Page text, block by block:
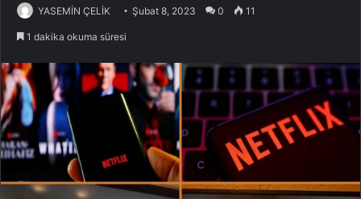
YASEMİN ÇELİK Şubat 8, 2023 0 11
1 dakika okuma süresi